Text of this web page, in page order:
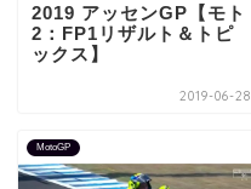
2019 アッセンGP【モト
2：FP1リザルト＆トピ
ックス】
2019-06-28
MotoGP